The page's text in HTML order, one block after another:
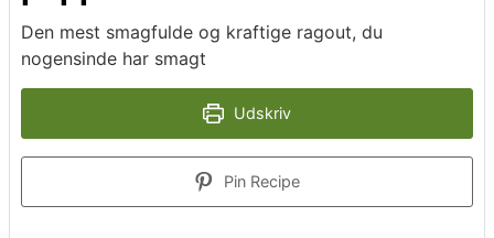
Den mest smagfulde og kraftige ragout, du
nogensinde har smagt
Udskriv
Pin Recipe